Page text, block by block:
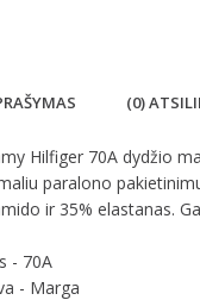
(0)
Hilfiger 70A dydžio
paralono
ir 35% elastanas.
- 70A
- Marga